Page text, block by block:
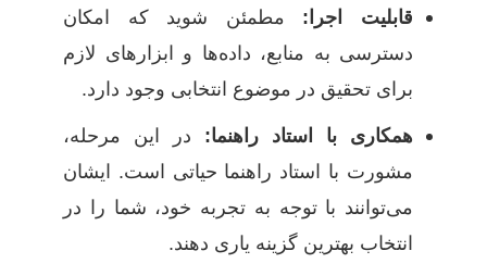
قابلیت اجرا: مطمئن شوید که امکان
دسترسی به منابع، داده‌ها و ابزارهای لازم
برای تحقیق در موضوع انتخابی وجود دارد.
همکاری با استاد راهنما: در این مرحله،
مشورت با استاد راهنما حیاتی است. ایشان
می‌توانند با توجه به تجربه خود، شما را در
انتخاب بهترین گزینه یاری دهند.